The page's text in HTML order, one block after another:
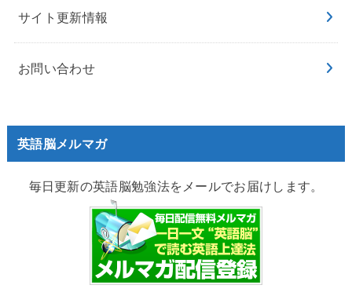
サイト更新情報
お問い合わせ
英語脳メルマガ
毎日更新の英語脳勉強法をメールでお届けします。